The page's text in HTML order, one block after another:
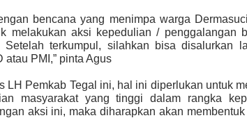
bencana yang menimpa warga
melakukan aksi kepedulian / penggalangan
Setelah terkumpul, silahkan bisa disalurkan
atau PMI,” pinta Agus
LH Pemkab Tegal ini, hal ini diperlukan untuk
masyarakat yang tinggi dalam rangka
aksi ini, maka diharapkan akan